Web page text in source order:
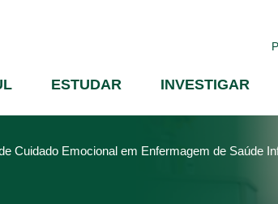
principalESTUDAR INVESTIGAR
Cuidado Emocional em Enfermagem de Saúde